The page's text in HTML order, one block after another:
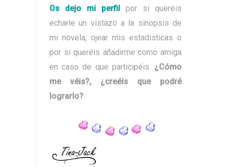
Os dejo mi perfil por si queréis
echarle un vistazo a la sinopsis de
mi novela, ojear mis estadísticas o
por si queréis añadirme como amiga
en caso de que participéis. ¿Cómo
me véis?, ¿creéis que podré
lograrlo?